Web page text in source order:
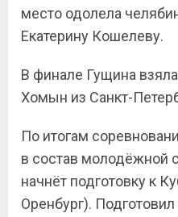
место одолела
Екатерину Кошелеву.
В финале Гущина
Хомын из Санкт-
По итогам
в состав молодёжной
начнёт подготовку к
Оренбург).